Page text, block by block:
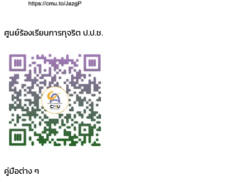
ศูนย์ร้องเรียนการทุจริต ป.ป.ช.
คู่มือต่าง ๆ